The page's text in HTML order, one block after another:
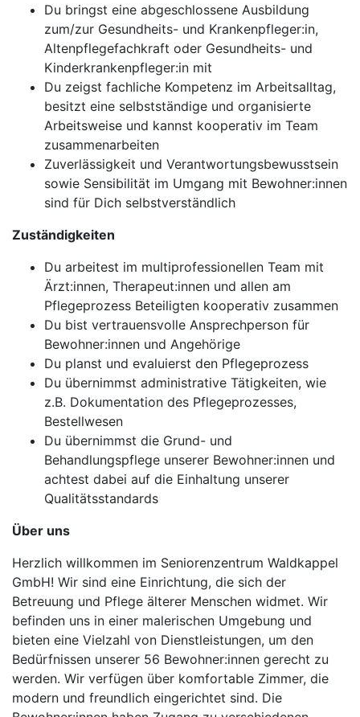
Du bringst eine abgeschlossene Ausbildung
zum/zur Gesundheits- und Krankenpfleger:in,
Altenpflegefachkraft oder Gesundheits- und
Kinderkrankenpfleger:in mit
Du zeigst fachliche Kompetenz im Arbeitsalltag,
besitzt eine selbstständige und organisierte
Arbeitsweise und kannst kooperativ im Team
zusammenarbeiten
Zuverlässigkeit und Verantwortungsbewusstsein
sowie Sensibilität im Umgang mit Bewohner:innen
sind für Dich selbstverständlich
Zuständigkeiten
Du arbeitest im multiprofessionellen Team mit
Ärzt:innen, Therapeut:innen und allen am
Pflegeprozess Beteiligten kooperativ zusammen
Du bist vertrauensvolle Ansprechperson für
Bewohner:innen und Angehörige
Du planst und evaluierst den Pflegeprozess
Du übernimmst administrative Tätigkeiten, wie
z.B. Dokumentation des Pflegeprozesses,
Bestellwesen
Du übernimmst die Grund- und
Behandlungspflege unserer Bewohner:innen und
achtest dabei auf die Einhaltung unserer
Qualitätsstandards
Über uns
Herzlich willkommen im Seniorenzentrum Waldkappel
GmbH! Wir sind eine Einrichtung, die sich der
Betreuung und Pflege älterer Menschen widmet. Wir
befinden uns in einer malerischen Umgebung und
bieten eine Vielzahl von Dienstleistungen, um den
Bedürfnissen unserer 56 Bewohner:innen gerecht zu
werden. Wir verfügen über komfortable Zimmer, die
modern und freundlich eingerichtet sind. Die